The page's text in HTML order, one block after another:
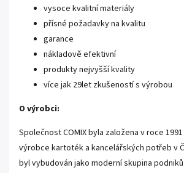
vysoce kvalitní materiály
přísné požadavky na kvalitu
garance
nákladově efektivní
produkty nejvyšší kvality
více jak 29let zkušeností s výrobou
O výrobci:
Společnost COMIX byla založena v roce
výrobce kartoték a kancelářských potřeb v
byl vybudován jako moderní skupina